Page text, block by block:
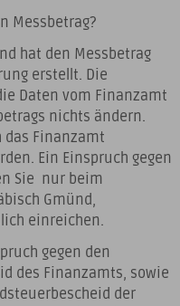
Messbetrag?
hat den Messbetrag
erstellt. Die
Daten vom Finanzamt
nichts ändern.
das Finanzamt
Ein Einspruch gegen
Sie nur beim
Gmünd,
einreichen.
gegen den
des Finanzamts, sowie
der